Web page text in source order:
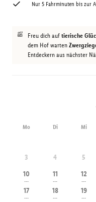
Nur 5 Fahrminuten bis zur
Freu dich auf tierische
dem Hof warten
Entdeckern aus nächster
Mo Di Mi
3
4 5
10
---
11
---
12
---
17
---
18
---
19
---